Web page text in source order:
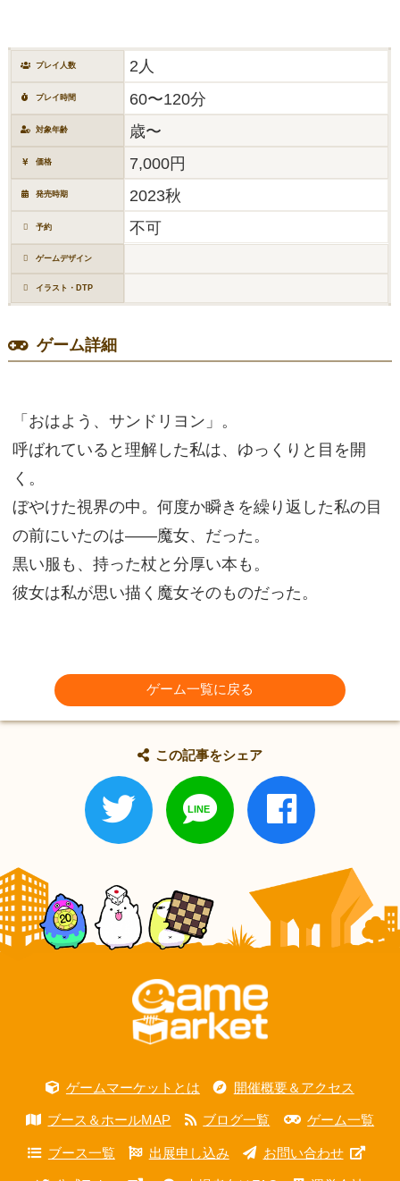
プレイ人数 2人
プレイ時間 60〜120分
対象年齢 歳〜
価格 7,000円
発売時期 2023秋
予約 不可
ゲームデザイン
イラスト・DTP
ゲーム詳細
「おはよう、サンドリヨン」。
呼ばれていると理解した私は、ゆっくりと目を開
く。
ぼやけた視界の中。何度か瞬きを繰り返した私の目
の前にいたのは――魔女、だった。
黒い服も、持った杖と分厚い本も。
彼女は私が思い描く魔女そのものだった。
ゲーム一覧に戻る
この記事をシェア
ゲームマーケットとは 開催概要＆アクセス
ブース＆ホールMAP ブログ一覧 ゲーム一覧
ブース一覧 出展申し込み お問い合わせ